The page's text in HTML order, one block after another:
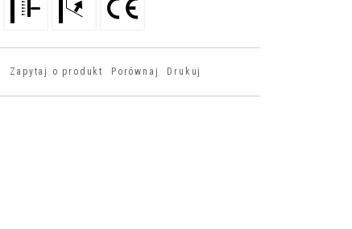
Zapytaj o produkt Porównaj Drukuj